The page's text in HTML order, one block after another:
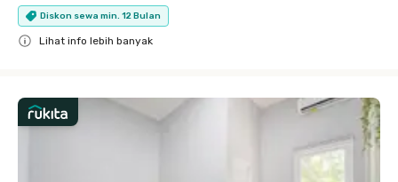
Diskon sewa min. 12 Bulan
Lihat info lebih banyak